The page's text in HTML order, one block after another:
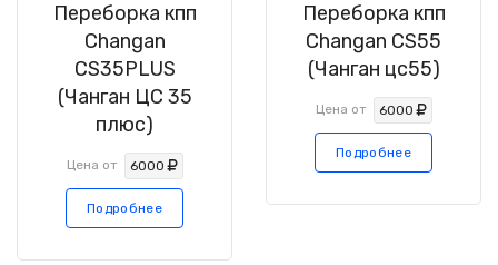
Переборка кпп
Changan
CS35PLUS
(Чанган ЦС 35
плюс)
Цена от 6000
Подробнее
Переборка кпп
Changan CS55
(Чанган цс55)
Цена от 6000
Подробнее